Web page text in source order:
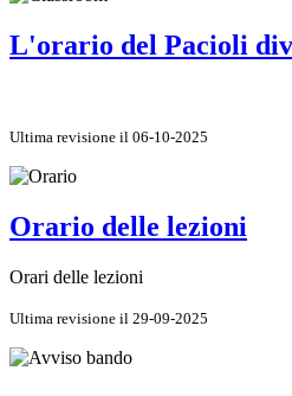
L'orario del Pacioli
Ultima revisione il 06-10-2025
Orario delle lezioni
Orari delle lezioni
Ultima revisione il 29-09-2025